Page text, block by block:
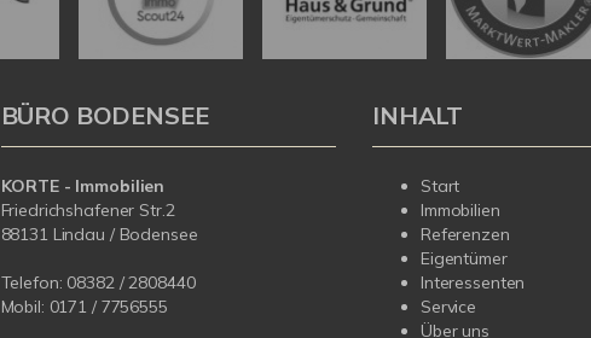
BÜRO BODENSEE
KORTE - Immobilien
Friedrichshafener Str.2
88131 Lindau / Bodensee
Telefon: 08382 / 2808440
Mobil: 0171 / 7756555
INHALT
Start
Immobilien
Referenzen
Eigentümer
Interessenten
Service
Über uns